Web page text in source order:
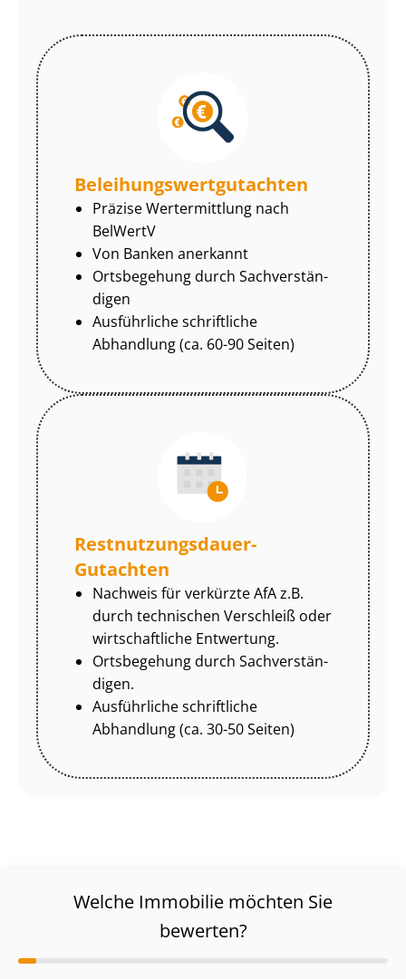
Be­lei­hungs­wert­gut­ach­ten
Präzise Wertermittlung nach
BelWertV
Von Banken anerkannt
Ortsbegehung durch Sach­ver­stän­
di­gen
Ausführliche schriftliche
Abhandlung (ca. 60-90 Seiten)
Rest­nut­zungs­dau­er-
Gutachten
Nachweis für verkürzte AfA z.B.
durch technischen Verschleiß oder
wirtschaftliche Entwertung.
Ortsbegehung durch Sach­ver­stän­
di­gen.
Ausführliche schriftliche
Abhandlung (ca. 30-50 Seiten)
Welche Immobilie möchten Sie
bewerten?